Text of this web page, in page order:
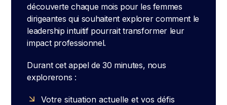
découverte chaque mois pour les femmes
dirigeantes qui souhaitent explorer comment le
leadership intuitif pourrait transformer leur
impact professionnel.
Durant cet appel de 30 minutes, nous
explorerons :
Votre situation actuelle et vos défis